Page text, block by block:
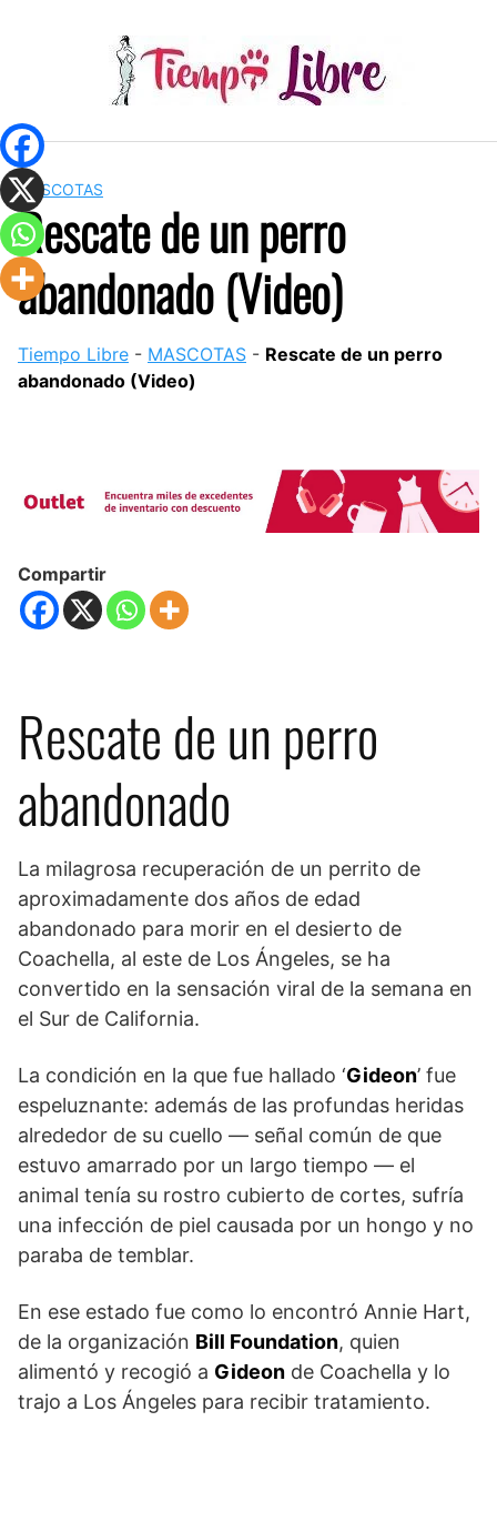
MASCOTAS
Rescate de un perro
abandonado (Video)
Tiempo Libre - MASCOTAS - Rescate de un perro
abandonado (Video)
Compartir
Rescate de un perro
abandonado
La milagrosa recuperación de un perrito de
aproximadamente dos años de edad
abandonado para morir en el desierto de
Coachella, al este de Los Ángeles, se ha
convertido en la sensación viral de la semana en
el Sur de California.
La condición en la que fue hallado ‘Gideon’ fue
espeluznante: además de las profundas heridas
alrededor de su cuello — señal común de que
estuvo amarrado por un largo tiempo — el
animal tenía su rostro cubierto de cortes, sufría
una infección de piel causada por un hongo y no
paraba de temblar.
En ese estado fue como lo encontró Annie Hart,
de la organización Bill Foundation, quien
alimentó y recogió a Gideon de Coachella y lo
trajo a Los Ángeles para recibir tratamiento.